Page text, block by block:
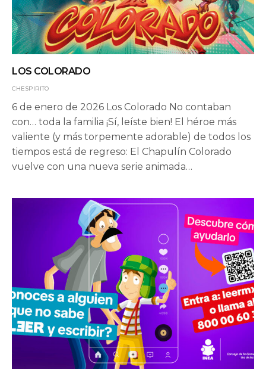
LOS COLORADO
CHESPIRITO
6 de enero de 2026 Los Colorado No contaban
con… toda la familia ¡Sí, leíste bien! El héroe más
valiente (y más torpemente adorable) de todos los
tiempos está de regreso: El Chapulín Colorado
vuelve con una nueva serie animada…